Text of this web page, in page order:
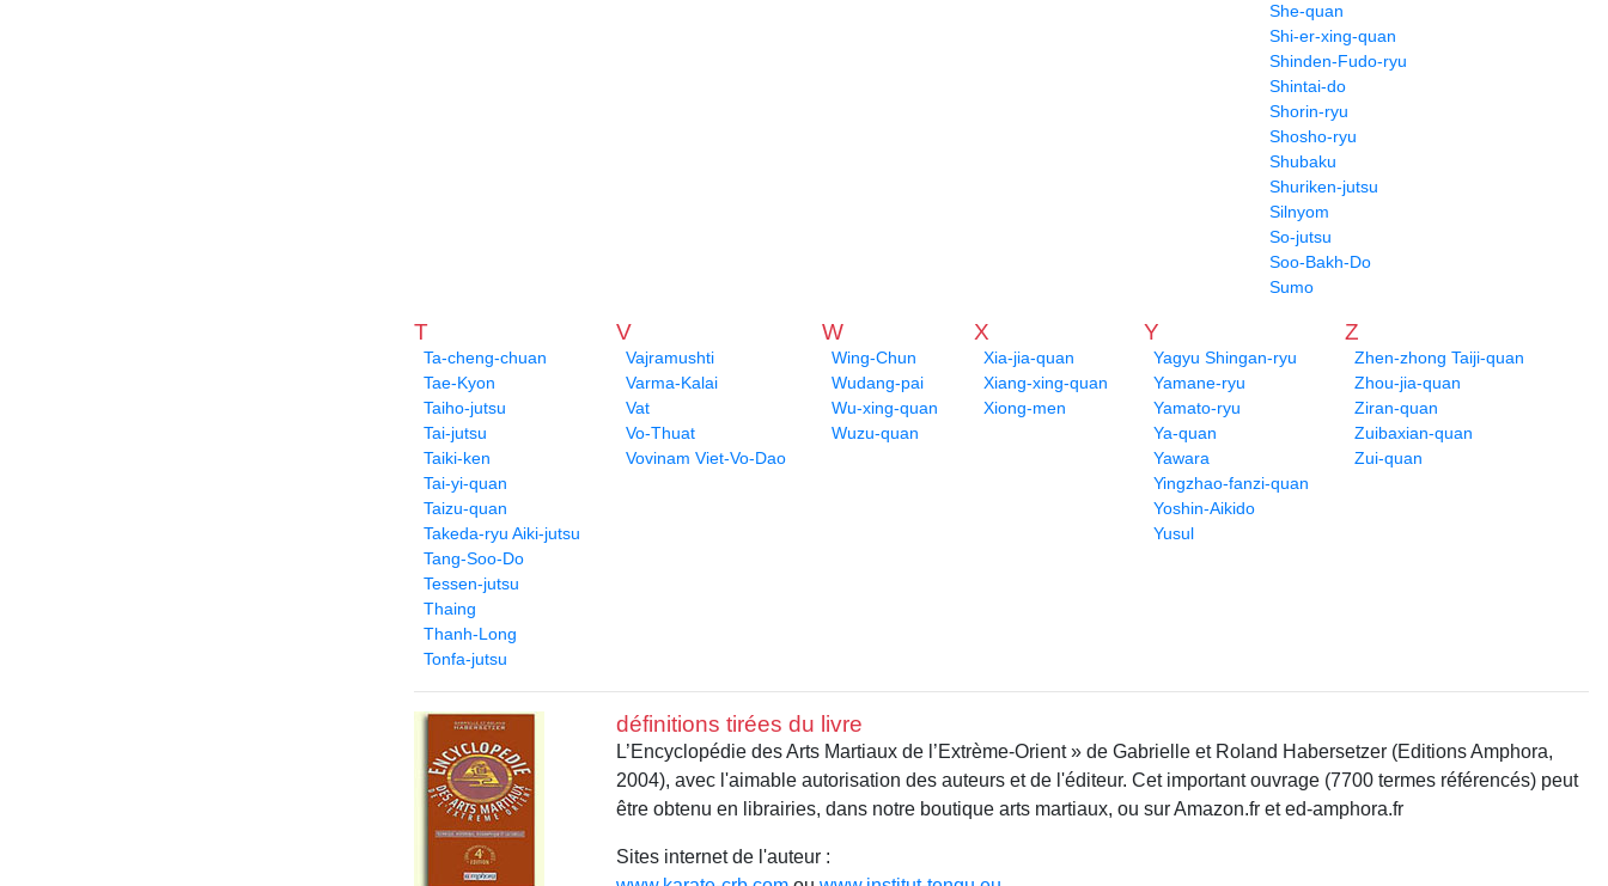
She-quan
Shi-er-xing-quan
Shinden-Fudo-ryu
Shintai-do
Shorin-ryu
Shosho-ryu
Shubaku
Shuriken-jutsu
Silnyom
So-jutsu
Soo-Bakh-Do
Sumo
T
Ta-cheng-chuan
Tae-Kyon
Taiho-jutsu
Tai-jutsu
Taiki-ken
Tai-yi-quan
Taizu-quan
Takeda-ryu Aiki-jutsu
Tang-Soo-Do
Tessen-jutsu
Thaing
Thanh-Long
Tonfa-jutsu
V
Vajramushti
Varma-Kalai
Vat
Vo-Thuat
Vovinam Viet-Vo-Dao
W
Wing-Chun
Wudang-pai
Wu-xing-quan
Wuzu-quan
X
Xia-jia-quan
Xiang-xing-quan
Xiong-men
Y
Yagyu Shingan-ryu
Yamane-ryu
Yamato-ryu
Ya-quan
Yawara
Yingzhao-fanzi-quan
Yoshin-Aikido
Yusul
Z
Zhen-zhong Taiji-quan
Zhou-jia-quan
Ziran-quan
Zuibaxian-quan
Zui-quan
définitions tirées du livre
L’Encyclopédie des Arts Martiaux de l’Extrème-Orient » de Gabrielle et Roland Habersetzer (Editions Amphora,
2004), avec l'aimable autorisation des auteurs et de l'éditeur. Cet important ouvrage (7700 termes référencés) peut
être obtenu en librairies, dans notre boutique arts martiaux, ou sur Amazon.fr et ed-amphora.fr
Sites internet de l'auteur :